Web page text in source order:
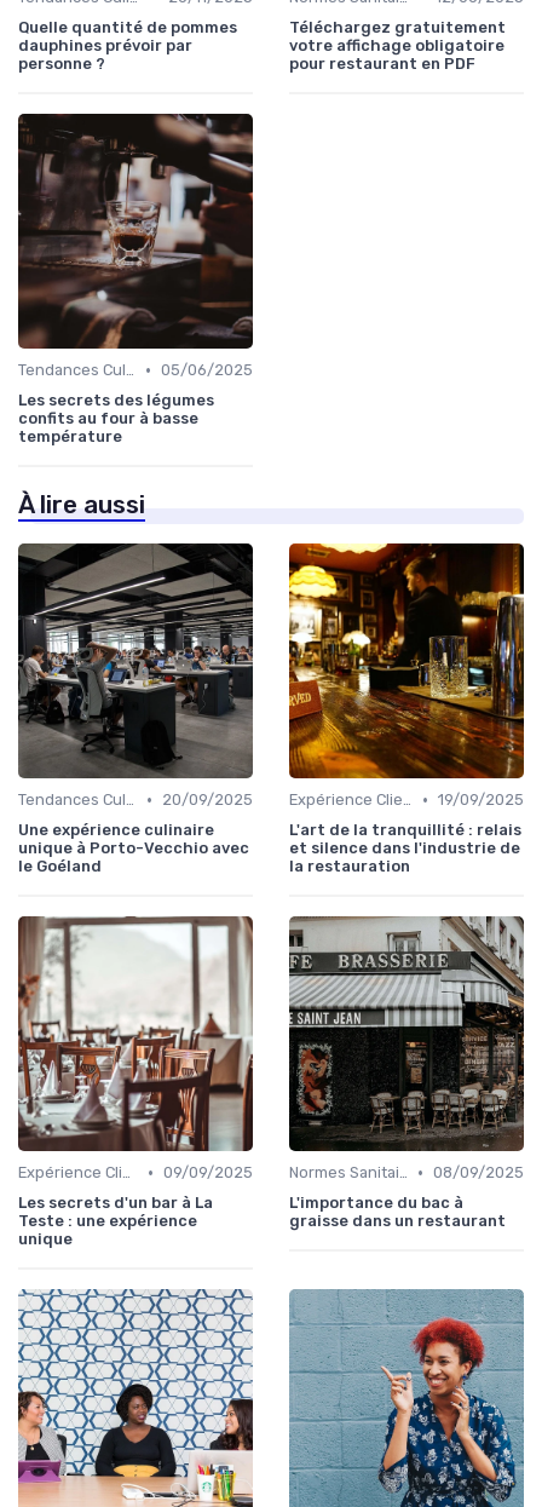
Quelle quantité de pommes
dauphines prévoir par
personne ?
Téléchargez gratuitement
votre affichage obligatoire
pour restaurant en PDF
Tendances Culinaire • 05/06/2025
Les secrets des légumes
confits au four à basse
température
À lire aussi
Tendances Culinaire •
20/09/2025
Une expérience culinaire
unique à Porto-Vecchio avec
le Goéland
Expérience Client • 19/09/2025
L'art de la tranquillité : relais
et silence dans l'industrie de
la restauration
Expérience Client • 09/09/2025
Les secrets d'un bar à La
Teste : une expérience
unique
Normes Sanitaires • 08/09/2025
L'importance du bac à
graisse dans un restaurant